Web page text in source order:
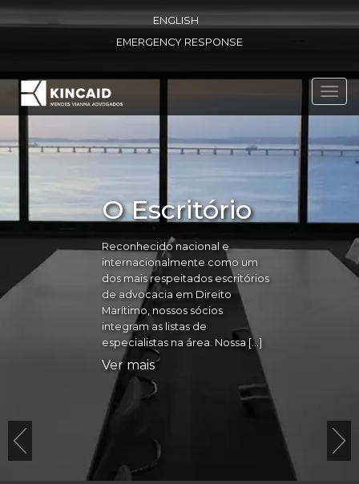
ENGLISH
EMERGENCY RESPONSE
O Escritório
Reconhecido nacional e
internacionalmente como um
dos mais respeitados escritórios
de advocacia em Direito
Marítimo, nossos sócios
integram as listas de
especialistas na área. Nossa […]
Ver mais